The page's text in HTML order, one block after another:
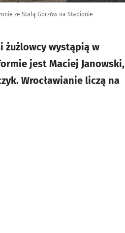
ze Stalą Gorzów na Stadionie
żużlowcy wystąpią w
jest Maciej Janowski,
Wrocławianie liczą na